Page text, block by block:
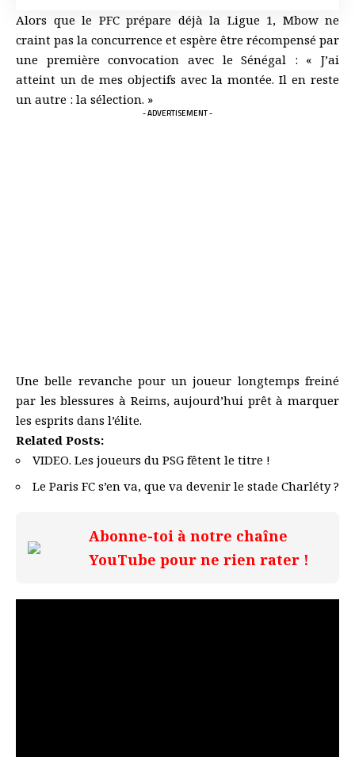
Alors que le PFC prépare déjà la Ligue 1, Mbow ne
craint pas la concurrence et espère être récompensé par
une première convocation avec le Sénégal : « J’ai
atteint un de mes objectifs avec la montée. Il en reste
un autre : la sélection. »
- ADVERTISEMENT -
Une belle revanche pour un joueur longtemps freiné
par les blessures à Reims, aujourd’hui prêt à marquer
les esprits dans l’élite.
Related Posts:
VIDEO. Les joueurs du PSG fêtent le titre !
Le Paris FC s’en va, que va devenir le stade Charléty ?
Abonne-toi à notre chaîne
YouTube pour ne rien rater !